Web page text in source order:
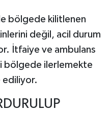
bölgede kilitlenen
değil, acil durum
İtfaiye ve ambulans
bölgede ilerlemekte
ediliyor.